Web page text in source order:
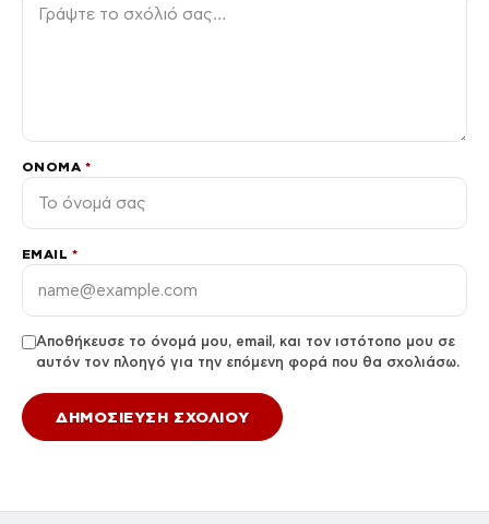
ΌΝΟΜΑ *
EMAIL *
Αποθήκευσε το όνομά μου, email, και τον ιστότοπο μου σε
αυτόν τον πλοηγό για την επόμενη φορά που θα σχολιάσω.